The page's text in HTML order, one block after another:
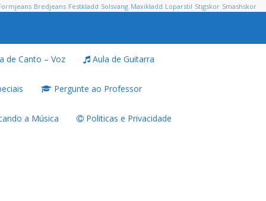
Bredjeans Festkladd Solsvang Maxikladd Loparstil Stigskor Smashskor
de Canto – Voz Aula de Guitarra
Pergunte ao Professor
a Música Politicas e Privacidade